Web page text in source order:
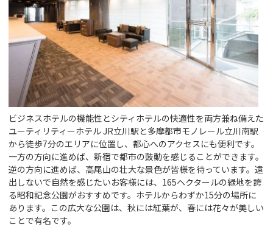
ビジネスホテルの機能性とシティホテルの快適性を両方兼ね備えた
ユーティリティーホテル JR立川駅と多摩都市モノレール立川南駅
から徒歩7分のエリアに位置し、都心へのアクセスにも便利です。
一方の方向に進めば、新宿で都市の鼓動を感じることができます。
逆の方向に進めば、高尾山の壮大な景色が皆様を待っています。遠
出しないで自然を感じたいお客様には、165ヘクタールの緑地を誇
る昭和記念公園がおすすめです。ホテルからわずか15分の場所に
あります。この広大な公園は、秋には紅葉が、春には花々が美しい
ことで有名です。